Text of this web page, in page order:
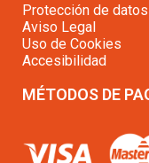
Protección de datos
Aviso Legal
Uso de Cookies
Accesibilidad
MÉTODOS DE